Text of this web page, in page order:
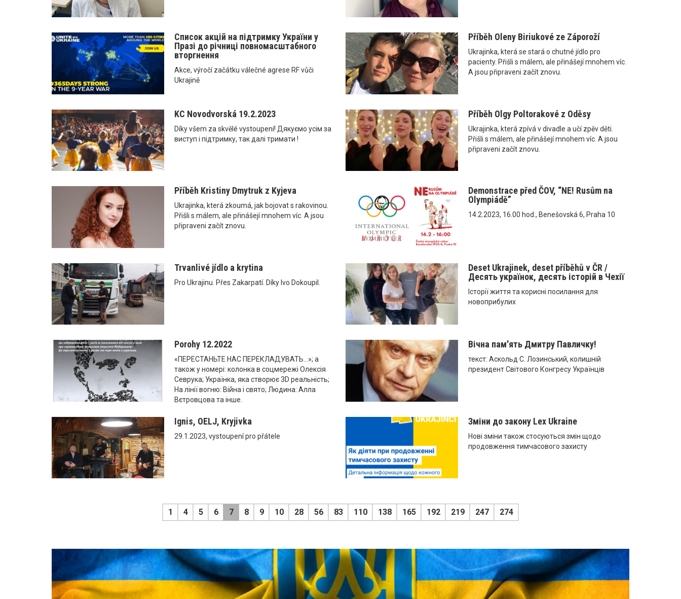
Список акцій на підтримку України у
Празі до річниці повномасштабного
вторгнення
Akce, výročí začátku válečné agrese RF vůči
Ukrajině
Příběh Oleny Biriukové ze Záporoží
Ukrajinka, která se stará o chutné jídlo pro
pacienty. Přišli s málem, ale přinášejí mnohem víc.
A jsou připraveni začít znovu.
KC Novodvorská 19.2.2023
Díky všem za skvělé vystoupení! Дякуємо усім за
виступ і підтримку, так далі тримати !
Příběh Olgy Poltorakové z Oděsy
Ukrajinka, která zpívá v divadle a učí zpěv děti.
Přišli s málem, ale přinášejí mnohem víc. A jsou
připraveni začít znovu.
Příběh Kristiny Dmytruk z Kyjeva
Ukrajinka, která zkoumá, jak bojovat s rakovinou.
Přišli s málem, ale přinášejí mnohem víc. A jsou
připraveni začít znovu.
Demonstrace před ČOV, “NE! Rusům na
Olympiádě”
14.2.2023, 16.00 hod., Benešovská 6, Praha 10
Trvanlivé jídlo a krytina
Pro Ukrajinu. Přes Zakarpatí. Díky Ivo Dokoupil.
Deset Ukrajinek, deset příběhů v ČR /
Десять українок, десять історій в Чехії
Історії життя та корисні посилання для
новоприбулих
Porohy 12.2022
«ПЕРЕСТАНЬТЕ НАС ПЕРЕКЛАДУВАТЬ…»; а
також у номері: колонка в соцмережі Олексія
Севрука; Українка, яка створює 3D реальність;
На лінії вогню: Війна і свято; Людина: Алла
Вєтровцова та інше.
Вічна пам'ять Дмитру Павличку!
текст: Аскольд С. Лозинський, колишній
президент Світового Конгресу Українців
Ignis, OELJ, Kryjivka
29.1.2023, vystoupení pro přátele
Зміни до закону Lex Ukraine
Нові зміни також стосуються змін щодо
продовження тимчасового захисту
1 4 5 6 7 8 9 10 28 56 83 110 138 165 192 219 247 274